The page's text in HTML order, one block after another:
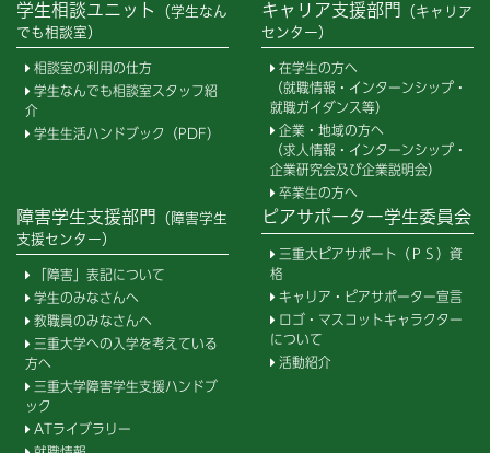
学生相談ユニット
（学生なん
でも相談室）
相談室の利用の仕方
学生なんでも相談室スタッフ紹
介
学生生活ハンドブック（PDF）
キャリア支援部門
（キャリア
センター）
在学生の方へ
（就職情報・インターンシップ・
就職ガイダンス等）
企業・地域の方へ
（求人情報・インターンシップ・
企業研究会及び企業説明会）
卒業生の方へ
障害学生支援部門
（障害学生
支援センター）
「障害」表記について
学生のみなさんへ
教職員のみなさんへ
三重大学への入学を考えている
方へ
三重大学障害学生支援ハンドブ
ック
ATライブラリー
ピアサポーター学生委員会
三重大ピアサポート（ＰＳ）資
格
キャリア・ピアサポーター宣言
ロゴ・マスコットキャラクター
について
活動紹介